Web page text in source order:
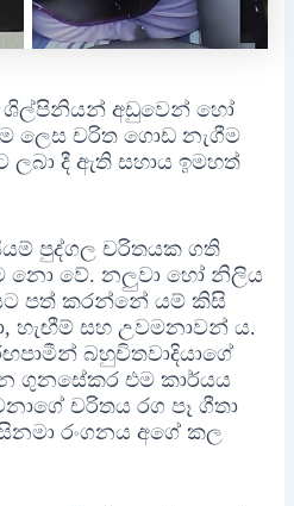
ශිල්පිනියන් අඩුවෙන් හෝ
ලෙස චරිත ගොඩ නැගීම
දී ඇති සහාය ඉමහත්
පුද්ගල චරිතයක ගති
නො වේ. නලුවා හෝ නිලිය
පත් කරන්නේ යම් කිසි
හැඟීම් සහ උවමනාවන් ය.
බහුචිතවාදියාගේ
ගුනසේකර එම කාර්යය
චරිතය රග පෑ ගීතා
රංගනය අගේ කල